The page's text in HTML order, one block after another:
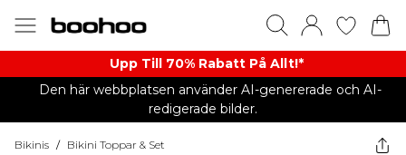
Upp Till 70% Rabatt På Allt!*
Den här webbplatsen använder AI-genererade och AI-
redigerade bilder.
Bikinis / Bikini Toppar & Set